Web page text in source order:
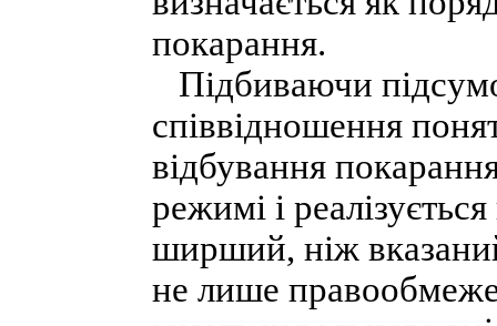
покарання.
Підбиваючи
співвідношення
відбування
режимі і
ширший, ніж вказаний
не лише